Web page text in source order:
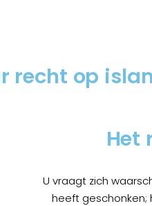
recht op
Het
U vraagt zich
heeft geschonken;